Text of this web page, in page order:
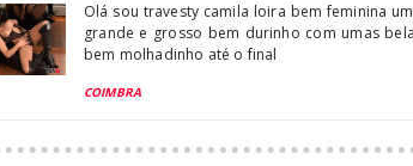
Olá sou travesty camila loira bem feminina
grande e grosso bem durinho com umas
bem molhadinho até o final
COIMBRA